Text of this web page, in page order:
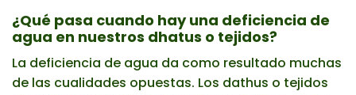
¿Qué pasa cuando hay una deficiencia de
agua en nuestros dhatus o tejidos?
La deficiencia de agua da como resultado muchas
de las cualidades opuestas. Los dathus o tejidos